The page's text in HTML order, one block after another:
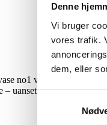
Denne
Vi bruger
vores trafik.
dem, eller
Samtykkevalg
no1 vasekollektion
– uanset om de